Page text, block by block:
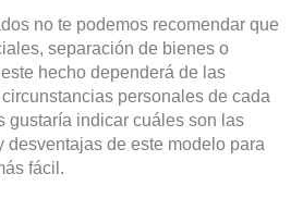
no te podemos recomendar que
separación de bienes o
hecho dependerá de las
personales de cada
gustaría indicar cuáles son las
desventajas de este modelo para
fácil.